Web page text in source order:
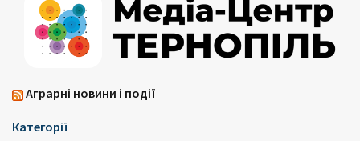
Аграрні новини і події
Категорії